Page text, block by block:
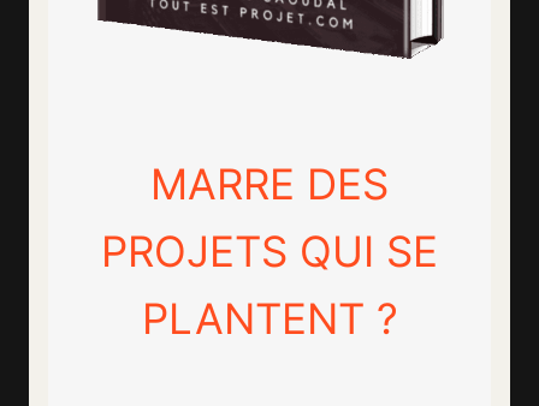
MARRE DES
PROJETS QUI SE
PLANTENT ?